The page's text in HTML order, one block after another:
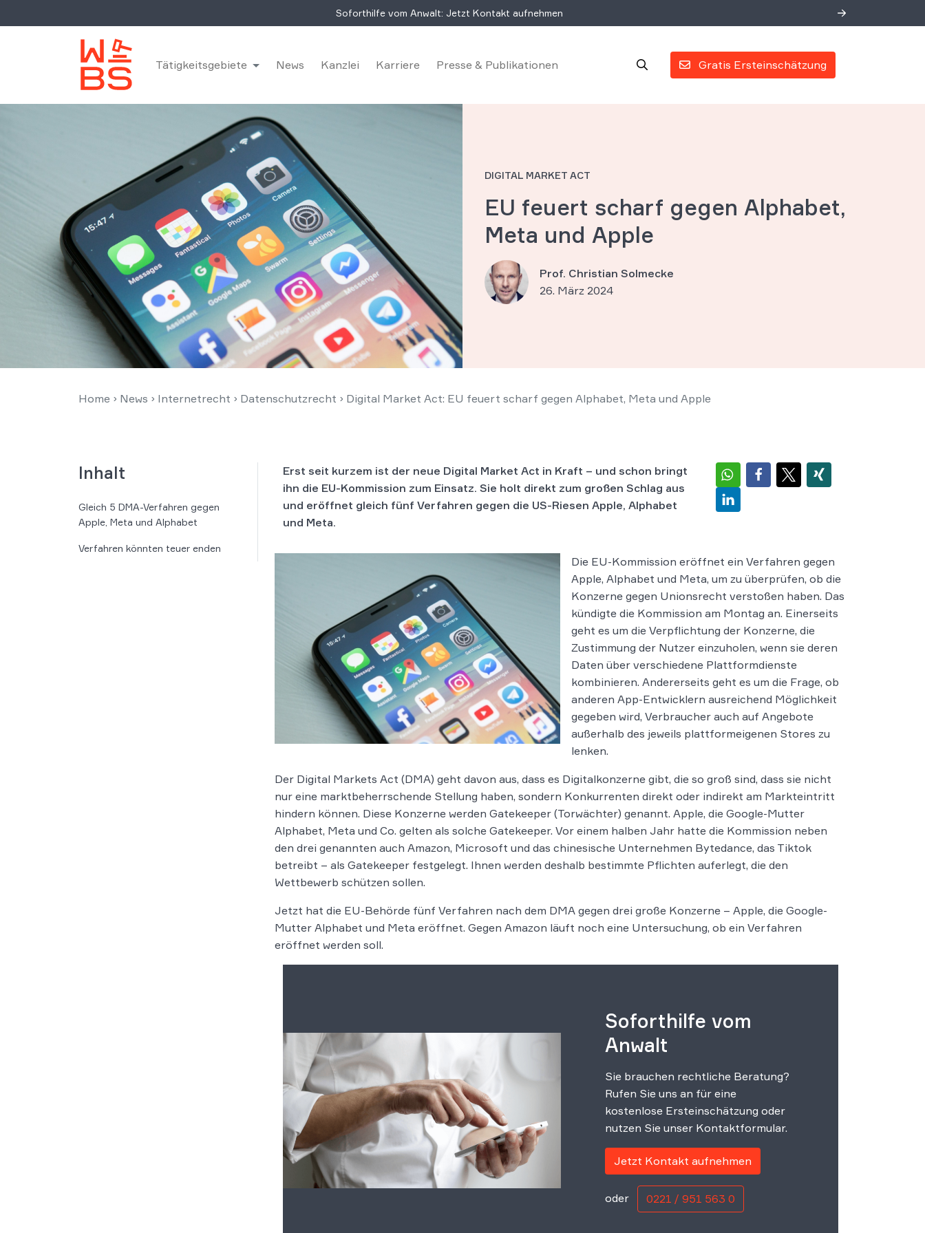
Soforthilfe vom Anwalt: Jetzt Kontakt aufnehmen
Gratis Ersteinschätzung
Tätigkeitsgebiete News Kanzlei Karriere Presse & Publikationen
DIGITAL MARKET ACT
EU feuert scharf gegen Alphabet,
Meta und Apple
Prof. Christian Solmecke
26. März 2024
Home › News › Internetrecht › Datenschutzrecht › Digital Market Act: EU feuert scharf gegen Alphabet, Meta und Apple
Inhalt
Gleich 5 DMA-Verfahren gegen
Apple, Meta und Alphabet
Verfahren könnten teuer enden
Erst seit kurzem ist der neue Digital Market Act in Kraft – und schon bringt
ihn die EU-Kommission zum Einsatz. Sie holt direkt zum großen Schlag aus
und eröffnet gleich fünf Verfahren gegen die US-Riesen Apple, Alphabet
und Meta.
Die EU-Kommission eröffnet ein Verfahren gegen
Apple, Alphabet und Meta, um zu überprüfen, ob die
Konzerne gegen Unionsrecht verstoßen haben. Das
kündigte die Kommission am Montag an. Einerseits
geht es um die Verpflichtung der Konzerne, die
Zustimmung der Nutzer einzuholen, wenn sie deren
Daten über verschiedene Plattformdienste
kombinieren. Andererseits geht es um die Frage, ob
anderen App-Entwicklern ausreichend Möglichkeit
gegeben wird, Verbraucher auch auf Angebote
außerhalb des jeweils plattformeigenen Stores zu
lenken.
Der Digital Markets Act (DMA) geht davon aus, dass es Digitalkonzerne gibt, die so groß sind, dass sie nicht
nur eine marktbeherrschende Stellung haben, sondern Konkurrenten direkt oder indirekt am Markteintritt
hindern können. Diese Konzerne werden Gatekeeper (Torwächter) genannt. Apple, die Google-Mutter
Alphabet, Meta und Co. gelten als solche Gatekeeper. Vor einem halben Jahr hatte die Kommission neben
den drei genannten auch Amazon, Microsoft und das chinesische Unternehmen Bytedance, das Tiktok
betreibt – als Gatekeeper festgelegt. Ihnen werden deshalb bestimmte Pflichten auferlegt, die den
Wettbewerb schützen sollen.
Jetzt hat die EU-Behörde fünf Verfahren nach dem DMA gegen drei große Konzerne – Apple, die Google-
Mutter Alphabet und Meta eröffnet. Gegen Amazon läuft noch eine Untersuchung, ob ein Verfahren
eröffnet werden soll.
Soforthilfe vom
Anwalt
Sie brauchen rechtliche Beratung?
Rufen Sie uns an für eine
kostenlose Ersteinschätzung oder
nutzen Sie unser Kontaktformular.
Jetzt Kontakt aufnehmen
oder 0221 / 951 563 0